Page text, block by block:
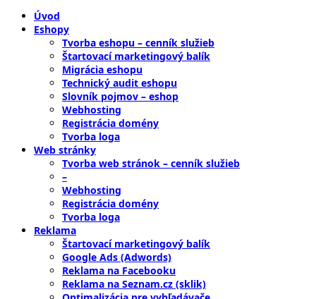
Úvod
Eshopy
Tvorba eshopu – cenník služieb
Štartovací marketingový balík
Migrácia eshopu
Technický audit eshopu
Slovník pojmov – eshop
Webhosting
Registrácia domény
Tvorba loga
Web stránky
Tvorba web stránok – cenník služieb
–
Webhosting
Registrácia domény
Tvorba loga
Reklama
Štartovací marketingový balík
Google Ads (Adwords)
Reklama na Facebooku
Reklama na Seznam.cz (sklik)